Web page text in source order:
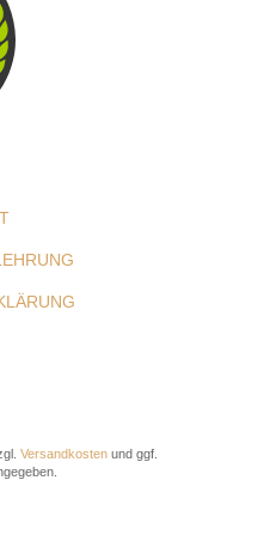
Versandkosten und ggf.